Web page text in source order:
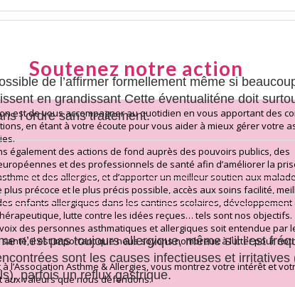
de l’affirmer formellement même si
en grandissant Cette éventualiténe doit
l’ordre sans traitement.
n’est pas toujours allergique, même s’il l’est
sont les causes infectieuses et
parfois un reflux gastrique.
Soutenez notre action
est de vous accompagner au quotidien en vous apportant des
en étant à votre écoute pour vous aider à mieux gérer votre
également des actions de fond auprès des pouvoirs publics, des
et des professionnels de santé afin d’améliorer la
et des allergies, et d’apporter un meilleur soutien aux
plus précoce et le plus précis possible, accès aux soins facilité,
enfants allergiques dans les cantines scolaires, développement
lutte contre les idées reçues… tels sont nos objectifs.
des personnes asthmatiques et allergiques soit entendue par
il est important que nous soyons nombreux à lutter pour
l’Association Asthme & Allergies, vous montrez votre intérêt et
aux valeurs que nous défendons.